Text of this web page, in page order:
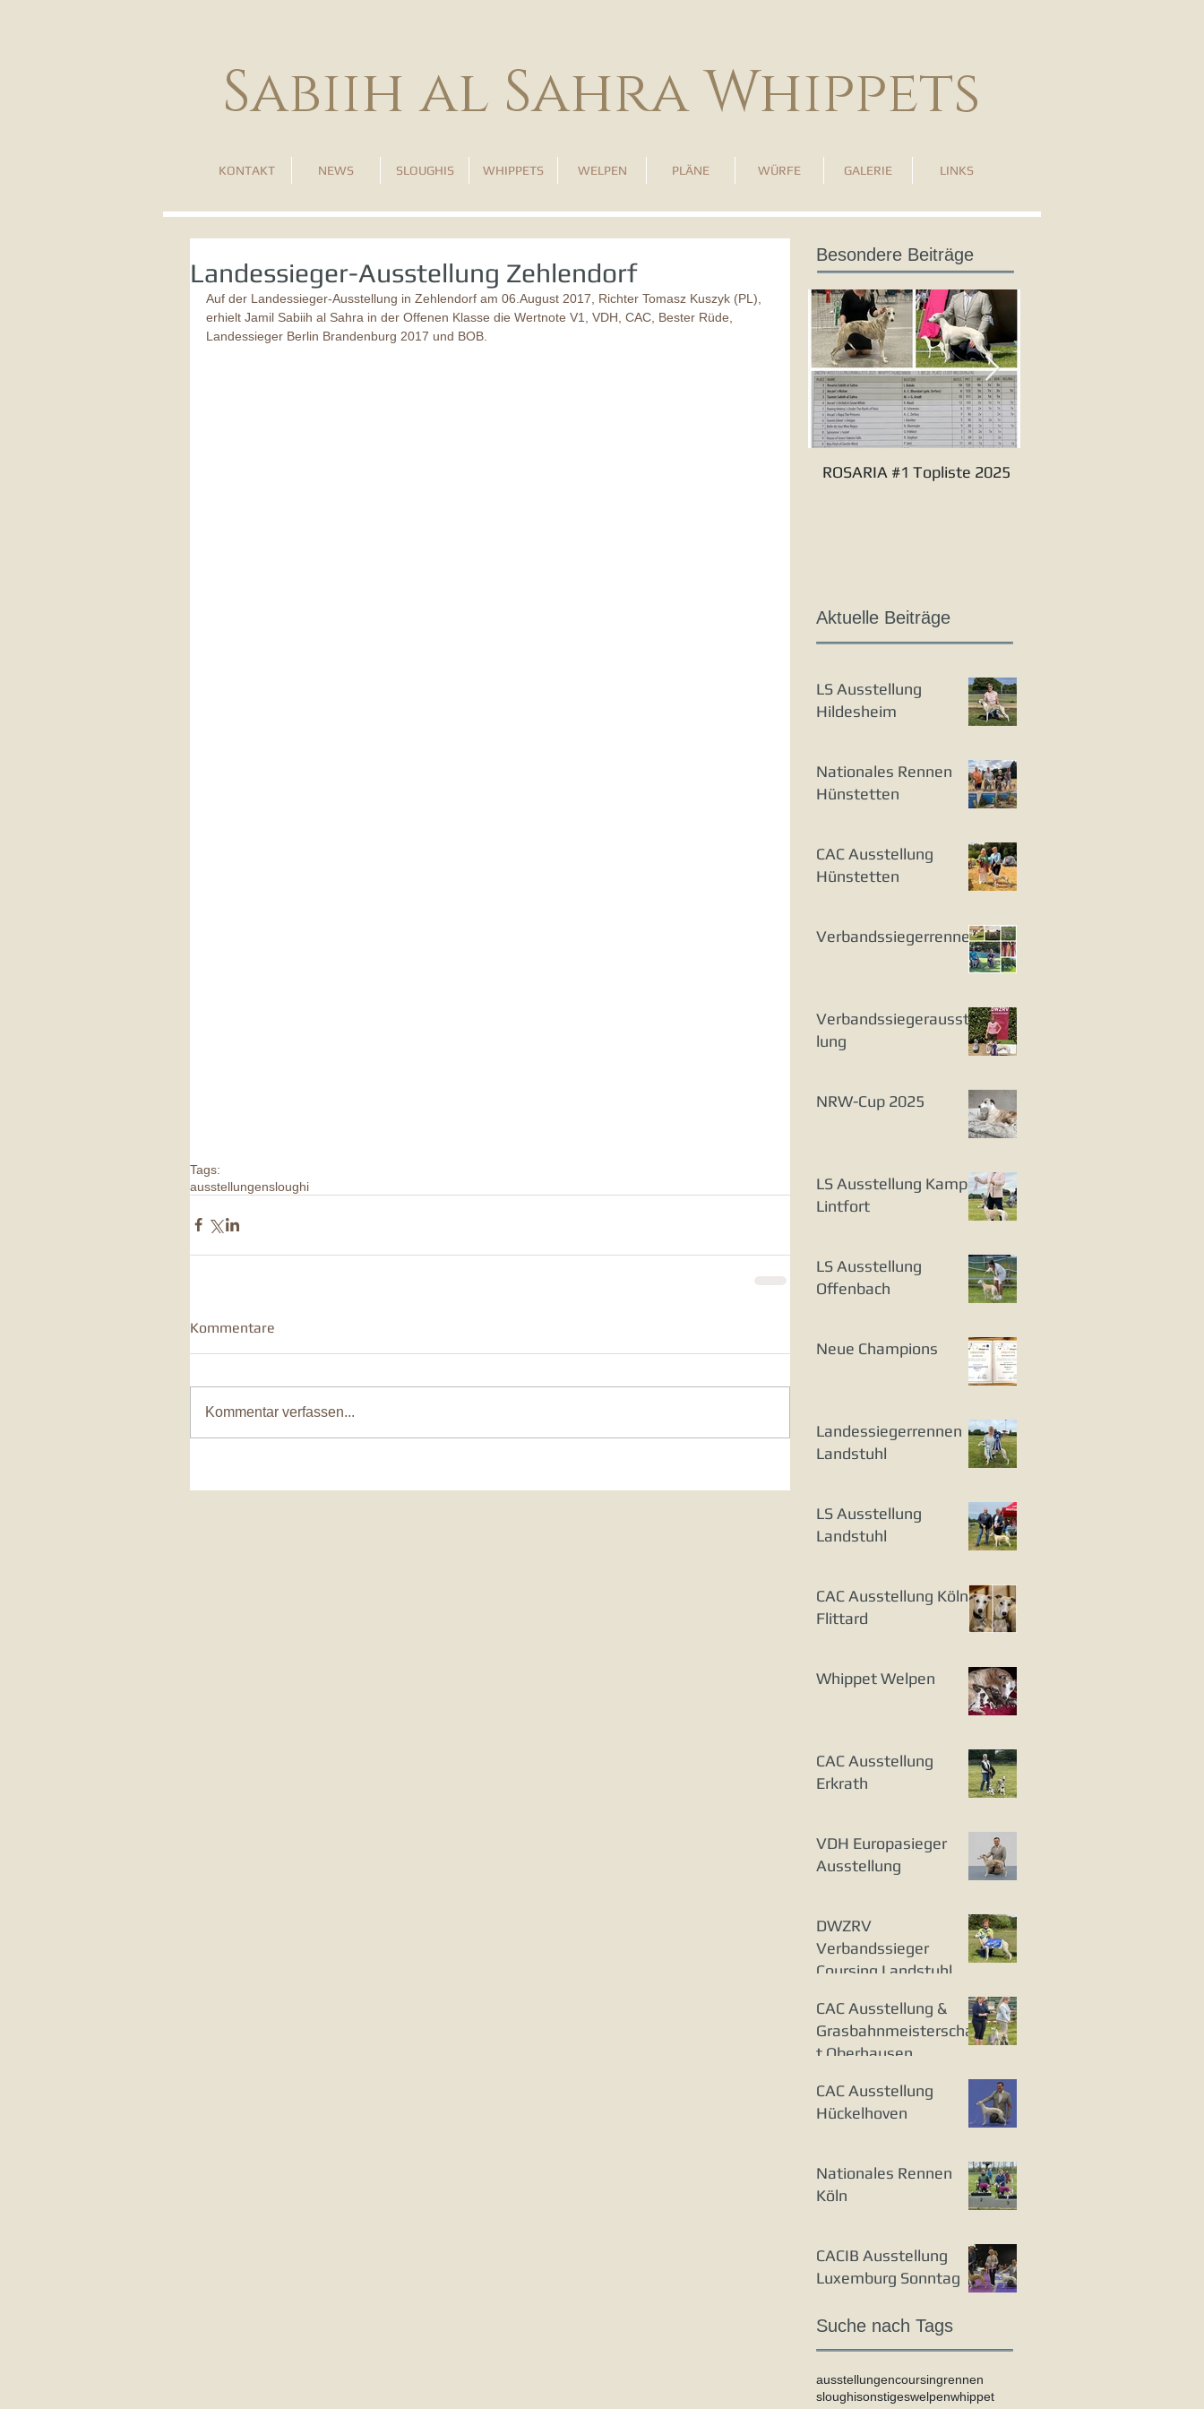
Sabiih al Sahra Whippets
KONTAKT NEWS SLOUGHIS WHIPPETS WELPEN PLÄNE WÜRFE GALERIE LINKS
Landessieger-Ausstellung Zehlendorf
Auf der Landessieger-Ausstellung in Zehlendorf am 06.August 2017, Richter Tomasz Kuszyk (PL),
erhielt Jamil Sabiih al Sahra in der Offenen Klasse die Wertnote V1, VDH, CAC, Bester Rüde,
Landessieger Berlin Brandenburg 2017 und BOB.
Tags:
ausstellungensloughi
Kommentare
Kommentar verfassen...
Besondere Beiträge
ROSARIA #1 Topliste 2025
Aktuelle Beiträge
LS Ausstellung
Hildesheim
Nationales Rennen
Hünstetten
CAC Ausstellung
Hünstetten
Verbandssiegerrennen
Verbandssiegerausstel
lung
NRW-Cup 2025
LS Ausstellung Kamp-
Lintfort
LS Ausstellung
Offenbach
Neue Champions
Landessiegerrennen
Landstuhl
LS Ausstellung
Landstuhl
CAC Ausstellung Köln-
Flittard
Whippet Welpen
CAC Ausstellung
Erkrath
VDH Europasieger
Ausstellung
DWZRV
Verbandssieger
Coursing Landstuhl
CAC Ausstellung &
Grasbahnmeisterschaf
t Oberhausen
CAC Ausstellung
Hückelhoven
Nationales Rennen
Köln
CACIB Ausstellung
Luxemburg Sonntag
Suche nach Tags
ausstellungencoursingrennen
sloughisonstigeswelpenwhippet